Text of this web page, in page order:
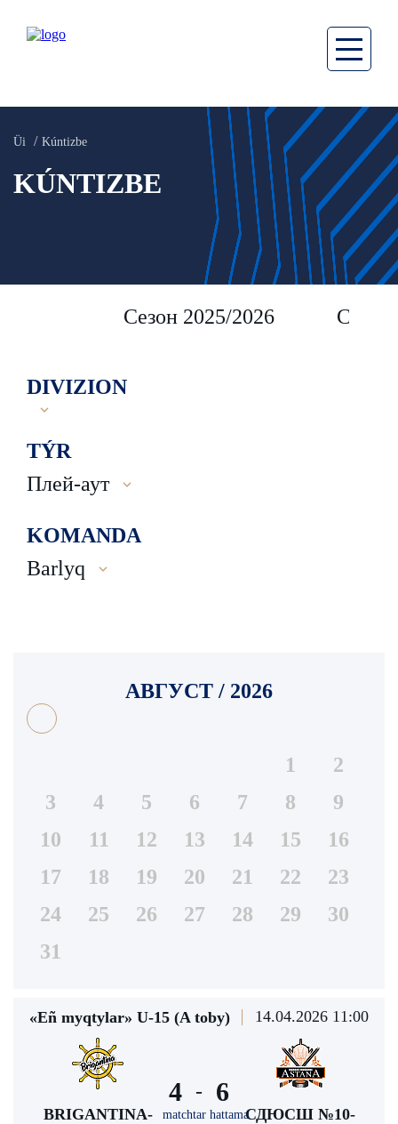
Üi Kúntizbe
KÚNTIZBE
Сезон 2025/2026 Сезон
DIVIZION
TÝR
Плей-аут
KOMANDA
Barlyq
АВГУСТ / 2026
1
2
3
4 5 6 7 8
9
10
11 12 13 14 15
16
17
18 19 20 21 22
23
24
25 26 27 28 29
30
31
«Eñ myqtylar» U-15 (A toby) 14.04.2026 11:00
BRIGANTINA-
4 -
matchtar hattama
6
СДЮСШ №10-